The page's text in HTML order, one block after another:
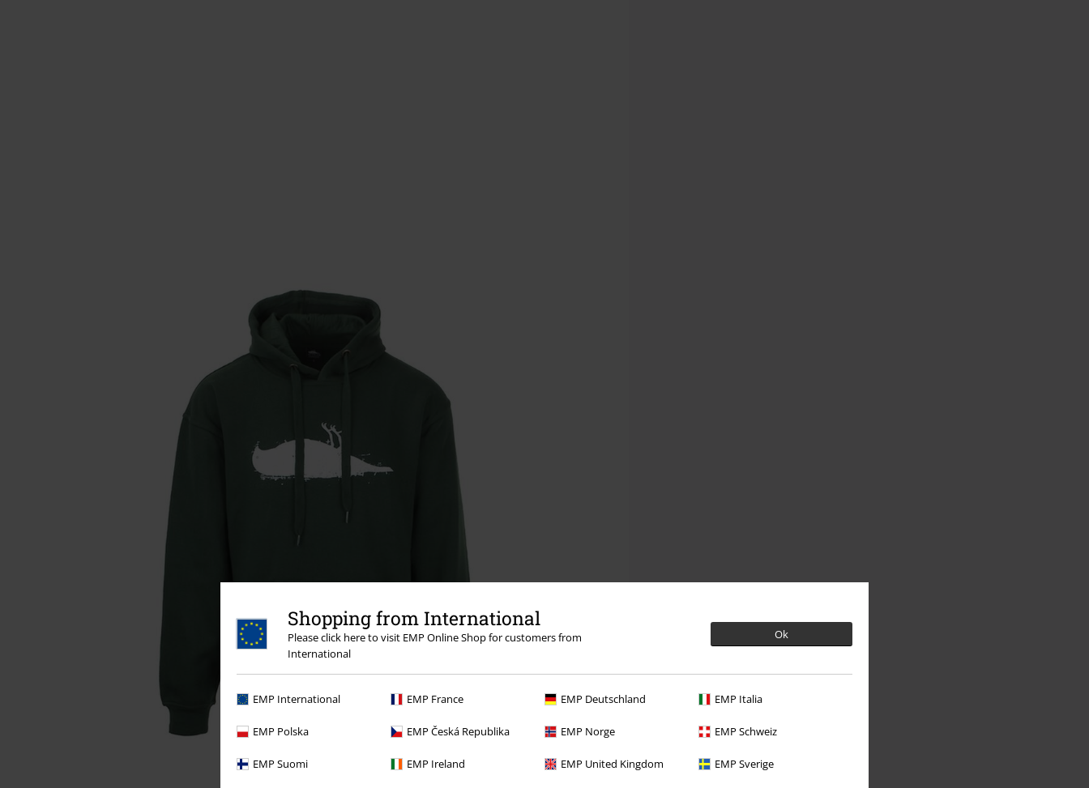
Shopping from International
Please click here to visit EMP Online Shop for customers from
International
Ok
EMP International EMP France EMP Deutschland EMP Italia
EMP Polska EMP Česká Republika EMP Norge EMP Schweiz
EMP Suomi EMP Ireland EMP United Kingdom EMP Sverige